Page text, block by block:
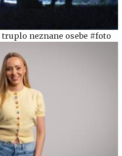
neznane osebe #foto